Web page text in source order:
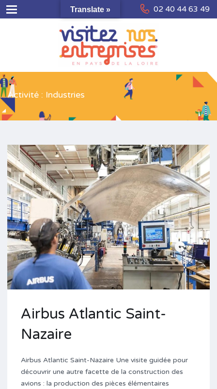
02 40 44 63 49
Activité : Industries
Airbus Atlantic Saint-
Nazaire
Airbus Atlantic Saint-Nazaire Une visite guidée pour
découvrir une autre facette de la construction des
avions : la production des pièces élémentaires
Translate »